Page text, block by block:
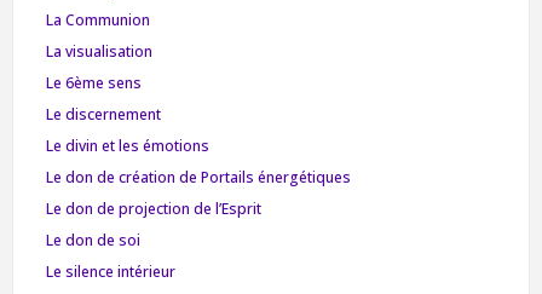
La Communion
La visualisation
Le 6ème sens
Le discernement
Le divin et les émotions
Le don de création de Portails énergétiques
Le don de projection de l’Esprit
Le don de soi
Le silence intérieur